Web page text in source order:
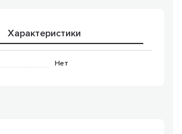
Характеристики
Нет